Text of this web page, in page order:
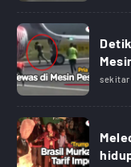
sekitar